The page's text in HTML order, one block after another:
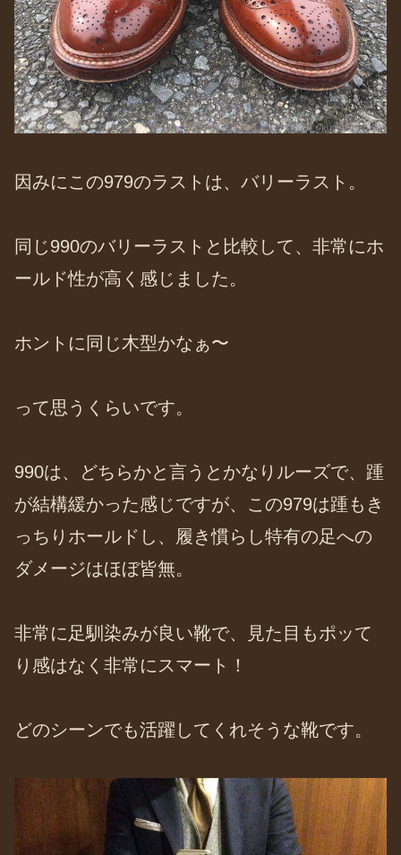
因みにこの979のラストは、バリーラスト。
同じ990のバリーラストと比較して、非常にホ
ールド性が高く感じました。
ホントに同じ木型かなぁ〜
って思うくらいです。
990は、どちらかと言うとかなりルーズで、踵
が結構緩かった感じですが、この979は踵もき
っちりホールドし、履き慣らし特有の足への
ダメージはほぼ皆無。
非常に足馴染みが良い靴で、見た目もポッて
り感はなく非常にスマート！
どのシーンでも活躍してくれそうな靴です。